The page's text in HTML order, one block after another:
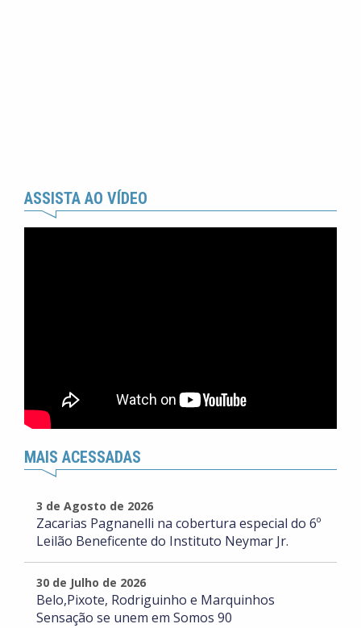
ASSISTA AO VÍDEO
MAIS ACESSADAS
3 de Agosto de 2026
Zacarias Pagnanelli na cobertura especial do 6º
Leilão Beneficente do Instituto Neymar Jr.
30 de Julho de 2026
Belo,Pixote, Rodriguinho e Marquinhos
Sensação se unem em Somos 90